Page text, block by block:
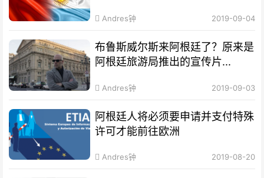
Andres钟 2019-09-04
布鲁斯威尔斯来阿根廷了？原来是
阿根廷旅游局推出的宣传片...
Andres钟 2019-09-03
阿根廷人将必须要申请并支付特殊
许可才能前往欧洲
Andres钟 2019-08-20